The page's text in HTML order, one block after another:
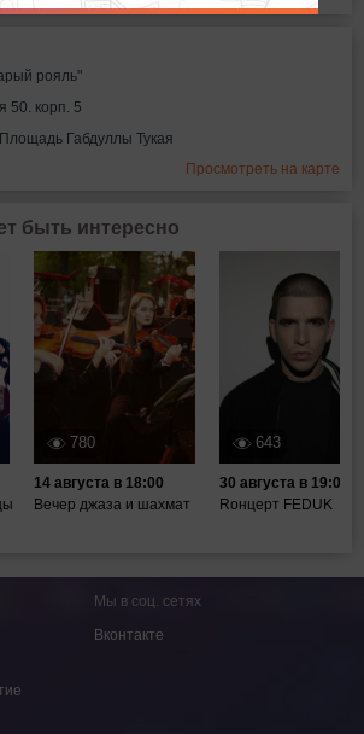
рояль"
50. корп. 5
Площадь Габдуллы Тукая
Просмотреть на карте
быть интересно
780
14 августа в 18:00
Вечер джаза и шахмат
643
30 августа в 19:00
Rонцерт FEDUK
Мы в соц. сетях
Вконтакте